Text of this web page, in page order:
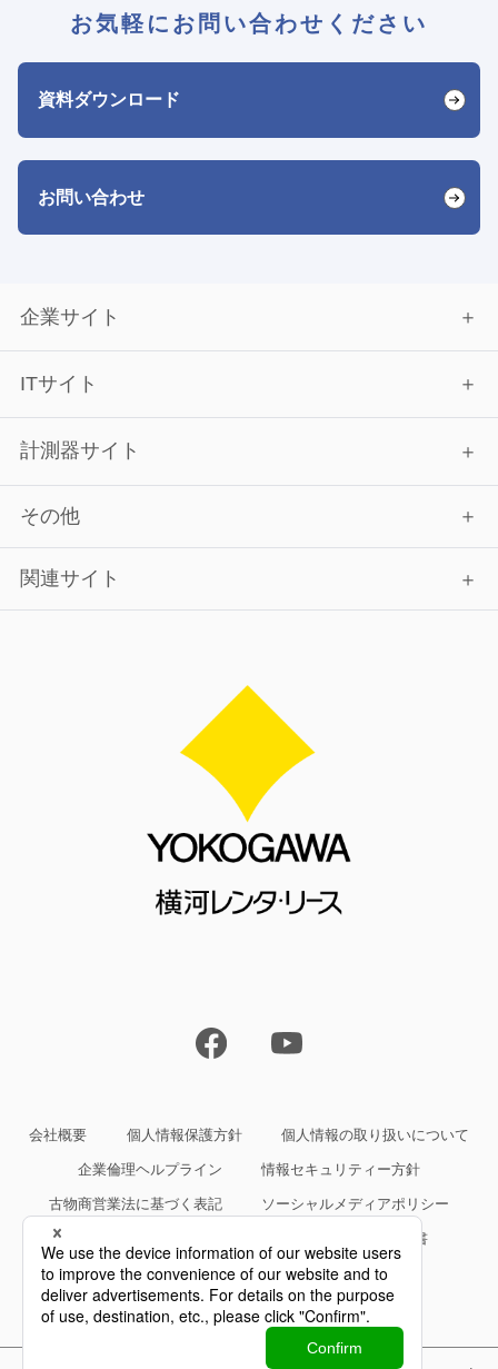
お気軽にお問い合わせください
資料ダウンロード
お問い合わせ
企業サイト
ITサイト
計測器サイト
その他
関連サイト
会社概要 個人情報保護方針 個人情報の取り扱いについて
企業倫理ヘルプライン 情報セキュリティー方針
古物商営業法に基づく表記 ソーシャルメディアポリシー
約款・規約等、サービス仕様書